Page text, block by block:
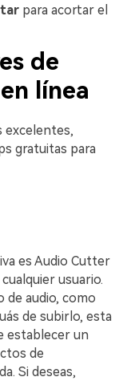
para acortar el
de
línea
excelentes,
gratuitas para
es Audio Cutter
usuario.
de audio, como
de subirlo, esta
establecer un
de
Si deseas,